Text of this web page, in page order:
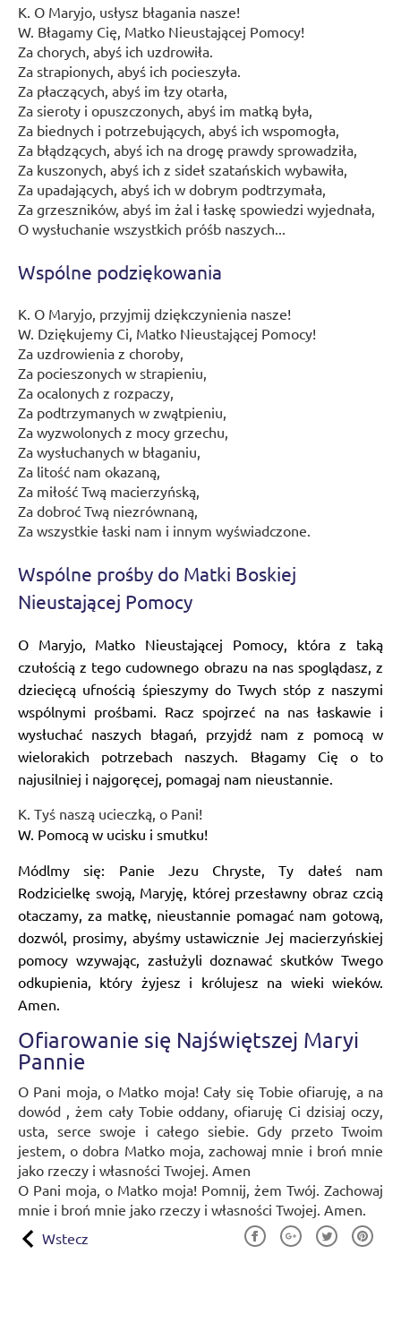
K. O Maryjo, usłysz błagania nasze!
W. Błagamy Cię, Matko Nieustającej Pomocy!
Za chorych, abyś ich uzdrowiła.
Za strapionych, abyś ich pocieszyła.
Za płaczących, abyś im łzy otarła,
Za sieroty i opuszczonych, abyś im matką była,
Za biednych i potrzebujących, abyś ich wspomogła,
Za błądzących, abyś ich na drogę prawdy sprowadziła,
Za kuszonych, abyś ich z sideł szatańskich wybawiła,
Za upadających, abyś ich w dobrym podtrzymała,
Za grzeszników, abyś im żal i łaskę spowiedzi wyjednała,
O wysłuchanie wszystkich próśb naszych...
Wspólne podziękowania
K. O Maryjo, przyjmij dziękczynienia nasze!
W. Dziękujemy Ci, Matko Nieustającej Pomocy!
Za uzdrowienia z choroby,
Za pocieszonych w strapieniu,
Za ocalonych z rozpaczy,
Za podtrzymanych w zwątpieniu,
Za wyzwolonych z mocy grzechu,
Za wysłuchanych w błaganiu,
Za litość nam okazaną,
Za miłość Twą macierzyńską,
Za dobroć Twą niezrównaną,
Za wszystkie łaski nam i innym wyświadczone.
Wspólne prośby do Matki Boskiej
Nieustającej Pomocy
O Maryjo, Matko Nieustającej Pomocy, która z taką
czułością z tego cudownego obrazu na nas spoglądasz, z
dziecięcą ufnością śpieszymy do Twych stóp z naszymi
wspólnymi prośbami. Racz spojrzeć na nas łaskawie i
wysłuchać naszych błagań, przyjdź nam z pomocą w
wielorakich potrzebach naszych. Błagamy Cię o to
najusilniej i najgoręcej, pomagaj nam nieustannie.
K. Tyś naszą ucieczką, o Pani!
W. Pomocą w ucisku i smutku!
Módlmy się: Panie Jezu Chryste, Ty dałeś nam
Rodzicielkę swoją, Maryję, której przesławny obraz czcią
otaczamy, za matkę, nieustannie pomagać nam gotową,
dozwól, prosimy, abyśmy ustawicznie Jej macierzyńskiej
pomocy wzywając, zasłużyli doznawać skutków Twego
odkupienia, który żyjesz i królujesz na wieki wieków.
Amen.
Ofiarowanie się Najświętszej Maryi
Pannie
O Pani moja, o Matko moja! Cały się Tobie ofiaruję, a na
dowód , żem cały Tobie oddany, ofiaruję Ci dzisiaj oczy,
usta, serce swoje i całego siebie. Gdy przeto Twoim
jestem, o dobra Matko moja, zachowaj mnie i broń mnie
jako rzeczy i własności Twojej. Amen
O Pani moja, o Matko moja! Pomnij, żem Twój. Zachowaj
mnie i broń mnie jako rzeczy i własności Twojej. Amen.
Wstecz